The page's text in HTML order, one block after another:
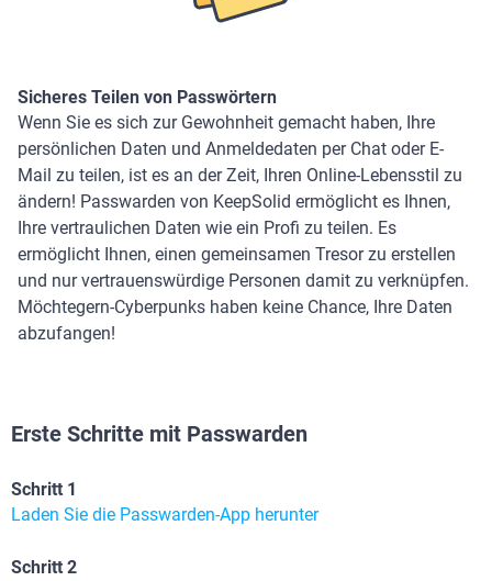
Sicheres Teilen von Passwörtern
Wenn Sie es sich zur Gewohnheit gemacht haben, Ihre
persönlichen Daten und Anmeldedaten per Chat oder E-
Mail zu teilen, ist es an der Zeit, Ihren Online-Lebensstil zu
ändern! Passwarden von KeepSolid ermöglicht es Ihnen,
Ihre vertraulichen Daten wie ein Profi zu teilen. Es
ermöglicht Ihnen, einen gemeinsamen Tresor zu erstellen
und nur vertrauenswürdige Personen damit zu verknüpfen.
Möchtegern-Cyberpunks haben keine Chance, Ihre Daten
abzufangen!
Erste Schritte mit Passwarden
Schritt 1
Laden Sie die Passwarden-App herunter
Schritt 2